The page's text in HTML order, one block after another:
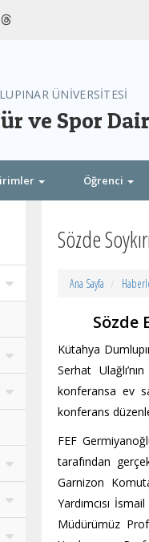
ÜNİVERSİTESİ
ve Spor
Öğrenci
Sözde
Ana Sayfa
Sözde
Kütahya
Serhat
konferansa ev
konferans
FEF
tarafından
Garnizon
Yardımcısı
Müdürümüz